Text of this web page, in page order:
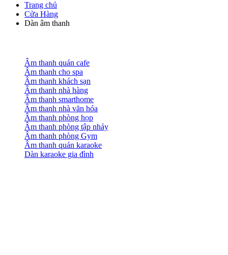
Trang chủ
Cửa Hàng
Dàn âm thanh
Âm thanh quán cafe
Âm thanh cho spa
Âm thanh khách sạn
Âm thanh nhà hàng
Âm thanh smarthome
Âm thanh nhà văn hóa
Âm thanh phòng họp
Âm thanh phòng tập nhảy
Âm thanh phòng Gym
Âm thanh quán karaoke
Dàn karaoke gia đình